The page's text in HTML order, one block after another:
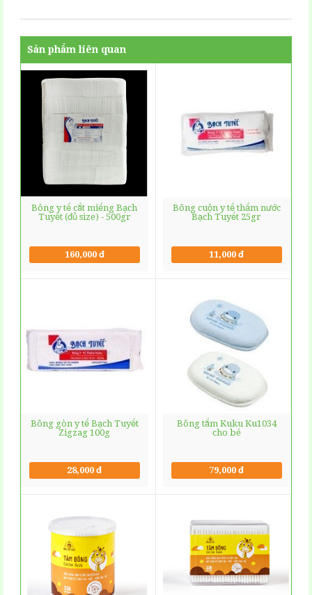
Sản phẩm liên quan
Bông y tế cắt miếng Bạch
Tuyết (đủ size) - 500gr
160,000 đ
Bông cuộn y tế thấm nước
Bạch Tuyết 25gr
11,000 đ
Bông gòn y tế Bạch Tuyết
Zigzag 100g
28,000 đ
Bông tắm Kuku Ku1034
cho bé
79,000 đ